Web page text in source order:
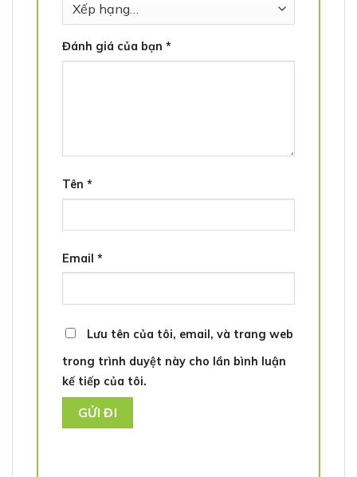
Đánh giá của bạn *
Tên *
Email *
Lưu tên của tôi, email, và trang web
trong trình duyệt này cho lần bình luận
kế tiếp của tôi.